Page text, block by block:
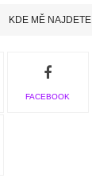
KDE MĚ NAJDETE
FACEBOOK